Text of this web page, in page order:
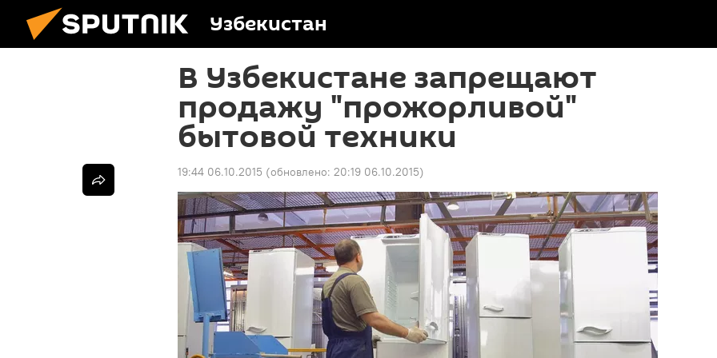
Узбекистан
В Узбекистане запрещают
продажу "прожорливой"
бытовой техники
19:44 06.10.2015 (обновлено: 20:19 06.10.2015)